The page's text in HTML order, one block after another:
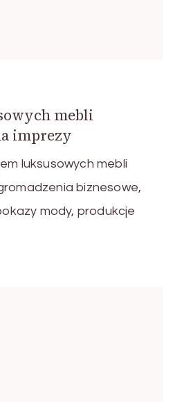
mebli
imprezy
luksusowych mebli
biznesowe,
mody, produkcje